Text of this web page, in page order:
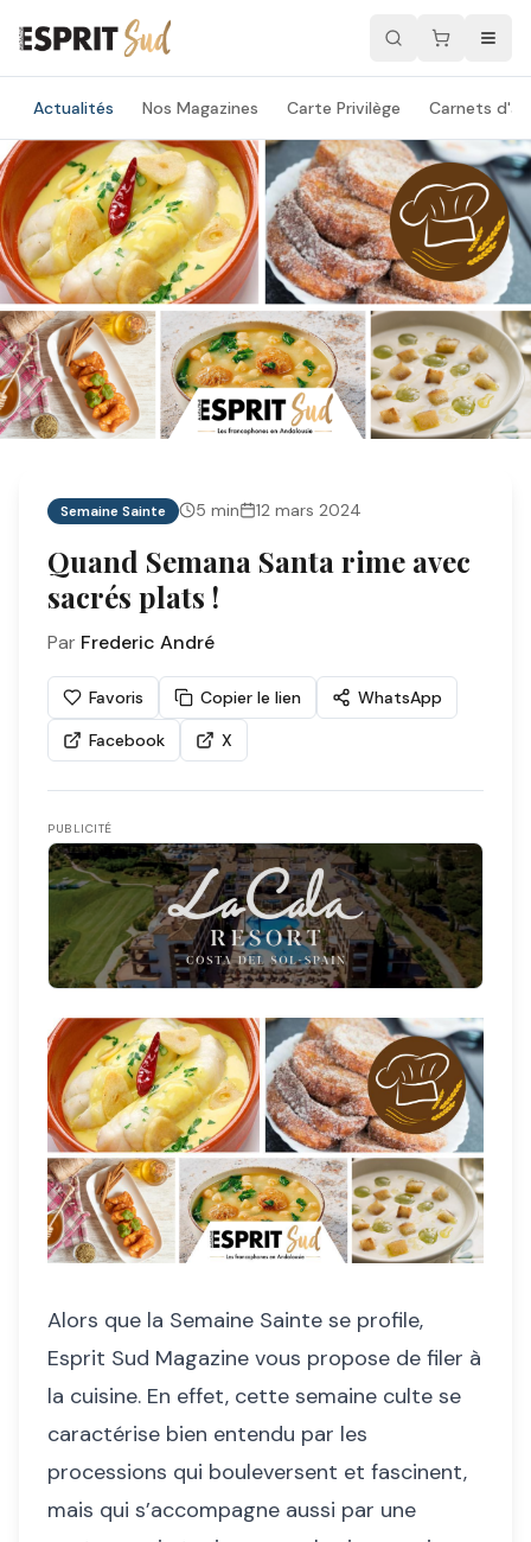
Actualités Nos Magazines Carte Privilège Carnets
Semaine Sainte 5 min 12 mars 2024
Quand Semana Santa rime avec
sacrés plats !
Par Frederic André
Favoris Copier le lien
WhatsApp
Facebook
X
PUBLICITÉ
Alors que la Semaine Sainte se profile,
Esprit Sud Magazine vous propose de filer à
la cuisine. En effet, cette semaine culte se
caractérise bien entendu par les
processions qui bouleversent et fascinent,
mais qui s’accompagne aussi par une